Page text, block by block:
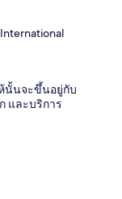
นั้นจะขึ้นอยู่กับ
และบริการ